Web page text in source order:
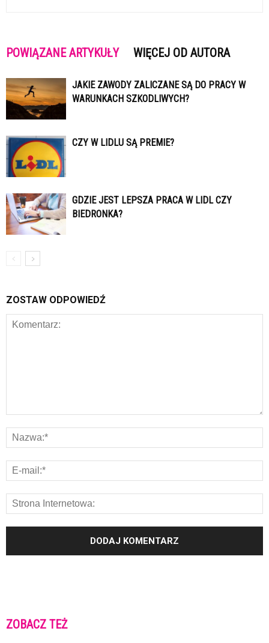
POWIĄZANE ARTYKUŁY WIĘCEJ OD AUTORA
JAKIE ZAWODY ZALICZANE SĄ DO PRACY W
WARUNKACH SZKODLIWYCH?
CZY W LIDLU SĄ PREMIE?
GDZIE JEST LEPSZA PRACA W LIDL CZY
BIEDRONKA?
ZOSTAW ODPOWIEDŹ
ZOBACZ TEŻ